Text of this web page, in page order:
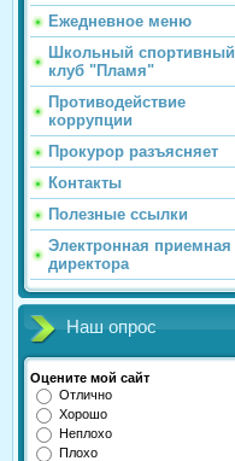
Ежедневное меню
Школьный спортивный
клуб "Пламя"
Противодействие
коррупции
Прокурор разъясняет
Контакты
Полезные ссылки
Электронная приемная
директора
Наш опрос
Оцените мой сайт
Отлично
Хорошо
Неплохо
Плохо